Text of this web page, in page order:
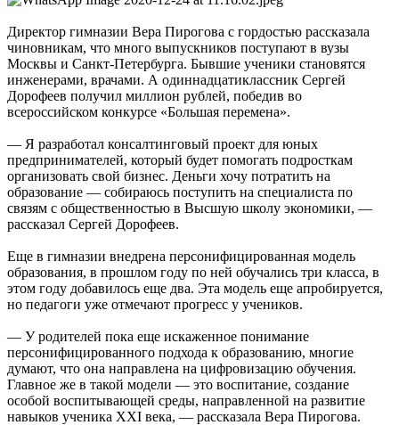
Директор гимназии Вера Пирогова с гордостью рассказала
чиновникам, что много выпускников поступают в вузы
Москвы и Санкт-Петербурга. Бывшие ученики становятся
инженерами, врачами. А одиннадцатиклассник Сергей
Дорофеев получил миллион рублей, победив во
всероссийском конкурсе «Большая перемена».
— Я разработал консалтинговый проект для юных
предпринимателей, который будет помогать подросткам
организовать свой бизнес. Деньги хочу потратить на
образование — собираюсь поступить на специалиста по
связям с общественностью в Высшую школу экономики, —
рассказал Сергей Дорофеев.
Еще в гимназии внедрена персонифицированная модель
образования, в прошлом году по ней обучались три класса, в
этом году добавилось еще два. Эта модель еще апробируется,
но педагоги уже отмечают прогресс у учеников.
— У родителей пока еще искаженное понимание
персонифицированного подхода к образованию, многие
думают, что она направлена на цифровизацию обучения.
Главное же в такой модели — это воспитание, создание
особой воспитывающей среды, направленной на развитие
навыков ученика XXI века, — рассказала Вера Пирогова.